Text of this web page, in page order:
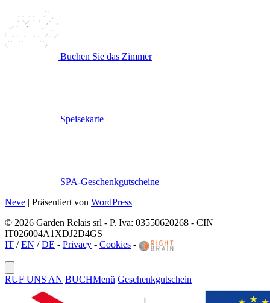
Buchen Sie das Zimmer
Speisekarte
SPA-Geschenkgutscheine
Neve | Präsentiert von WordPress
© 2026 Garden Relais srl - P. Iva: 03550620268 - CIN
IT026004A1XDJ2D4GS
IT /EN /DE - Privacy - Cookies -
RUF UNS AN BUCHMenü Geschenkgutschein